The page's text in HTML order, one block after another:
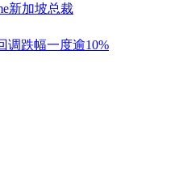
新加坡总裁
调跌幅一度逾10%